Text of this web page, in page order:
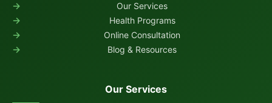
Our Services
Health Programs
Online Consultation
Blog & Resources
Our Services